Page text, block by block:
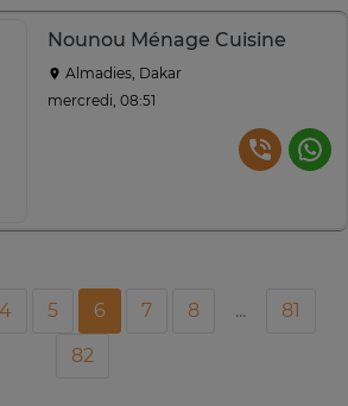
Nounou Ménage Cuisine
Almadies, Dakar
mercredi, 08:51
4 5 6 7 8 ...
81
82